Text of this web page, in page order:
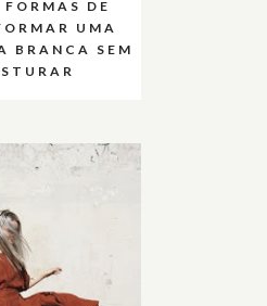
DE
UMA
BRANCA SEM